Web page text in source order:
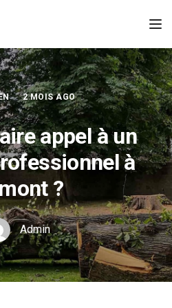
2 MOIS AGO
appel à un
à
?
Admin